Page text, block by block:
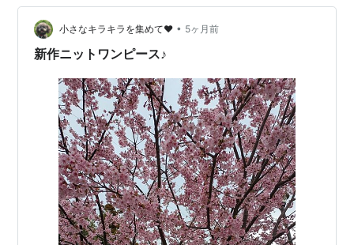
小さなキラキラを集めて❤ • 5ヶ月前
新作ニットワンピース♪